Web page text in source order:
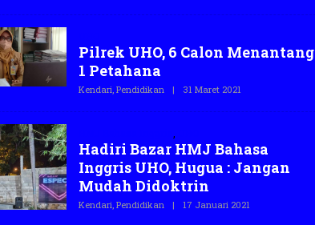
E
E
G
.
O
Pilrek UHO, 6 Calon Menantang
1 Petahana
Kendari, Pendidikan | 31 Maret 2021
E
E
G
A
C
,
Hadiri Bazar HMJ Bahasa
Inggris UHO, Hugua : Jangan
Mudah Didoktrin
Kendari, Pendidikan | 17 Januari 2021